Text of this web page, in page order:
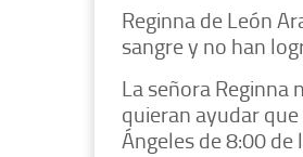
Reginna de León
sangre y no han
La señora Reginna
quieran ayudar
Ángeles de 8:00 de